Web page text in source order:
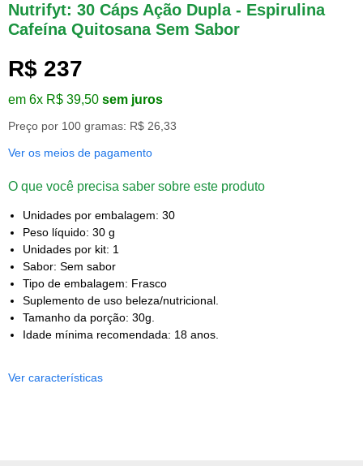
Nutrifyt: 30 Cáps Ação Dupla - Espirulina
Cafeína Quitosana Sem Sabor
R$ 237
em 6x R$ 39,50 sem juros
Preço por 100 gramas: R$ 26,33
Ver os meios de pagamento
O que você precisa saber sobre este produto
Unidades por embalagem: 30
Peso líquido: 30 g
Unidades por kit: 1
Sabor: Sem sabor
Tipo de embalagem: Frasco
Suplemento de uso beleza/nutricional.
Tamanho da porção: 30g.
Idade mínima recomendada: 18 anos.
Ver características